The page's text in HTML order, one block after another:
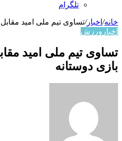
تلگرام
خانه/ اخبار/تساوی تیم ملی امید
اخبار ورزش
تساوی تیم ملی امید
بازی دوستانه